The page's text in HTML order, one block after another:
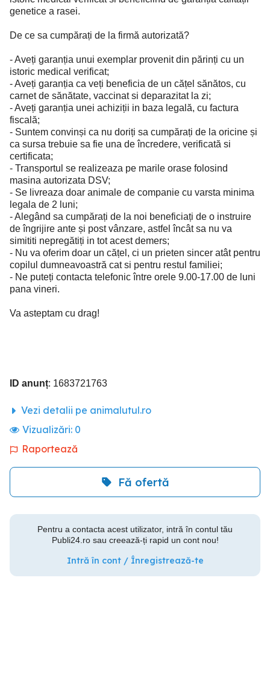
genetice a rasei.
De ce sa cumpărați de la firmă autorizată?
- Aveți garanția unui exemplar provenit din părinți cu un
istoric medical verificat;
- Aveți garanția ca veți beneficia de un cățel sănătos, cu
carnet de sănătate, vaccinat si deparazitat la zi;
- Aveți garanția unei achiziții in baza legală, cu factura
fiscală;
- Suntem convinși ca nu doriți sa cumpărați de la oricine și
ca sursa trebuie sa fie una de încredere, verificată si
certificata;
- Transportul se realizeaza pe marile orase folosind
masina autorizata DSV;
- Se livreaza doar animale de companie cu varsta minima
legala de 2 luni;
- Alegând sa cumpărați de la noi beneficiați de o instruire
de îngrijire ante și post vânzare, astfel încât sa nu va
simititi nepregătiți in tot acest demers;
- Nu va oferim doar un cățel, ci un prieten sincer atât pentru
copilul dumneavoastră cat si pentru restul familiei;
- Ne puteți contacta telefonic între orele 9.00-17.00 de luni
pana vineri.
Va asteptam cu drag!
ID anunț: 1683721763
Vezi detalii pe animalutul.ro
Vizualizări: 0
Raportează
Fă ofertă
Pentru a contacta acest utilizator, intră în contul tău
Publi24.ro sau creează-ți rapid un cont nou!
Intră în cont / Înregistrează-te